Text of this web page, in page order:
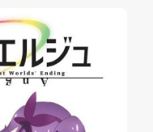
und perfekten
aber ein großes